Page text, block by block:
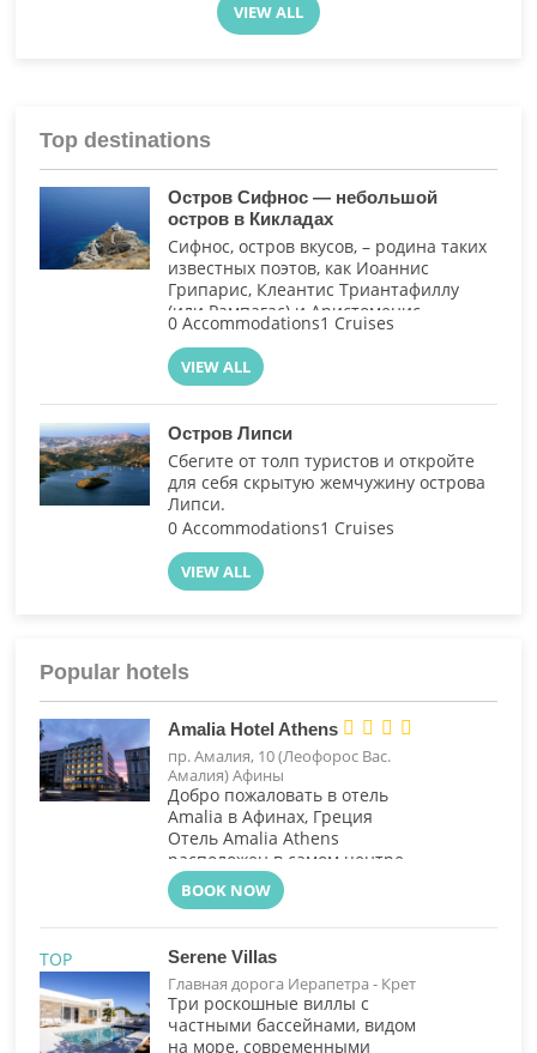
VIEW ALL
Top destinations
Остров Сифнос — небольшой
остров в Кикладах
Сифнос, остров вкусов, – родина таких
известных поэтов, как Иоаннис
Грипарис, Клеантис Триантафиллу
(или Рампагас) и Аристоменис
Провелегиос, а также знаменитых
шеф-поваров, таких как Целементес.
0 Accommodations1 Cruises
VIEW ALL
Остров Липси
Сбегите от толп туристов и откройте
для себя скрытую жемчужину острова
Липси.
0 Accommodations1 Cruises
VIEW ALL
Popular hotels
Amalia Hotel Athens 



пр. Амалия, 10 (Леофорос Вас.
Амалия) Афины
Добро пожаловать в отель
Amalia в Афинах, Греция
Отель Amalia Athens
расположен в самом центре
Афин, всего в нескольких шагах
от площади Синтагма и
Национального сада. Он
сочетает в себе...
BOOK NOW
TOP Serene Villas
Главная дорога Иерапетра - Крет
Три роскошные виллы с
частными бассейнами, видом
на море, современными